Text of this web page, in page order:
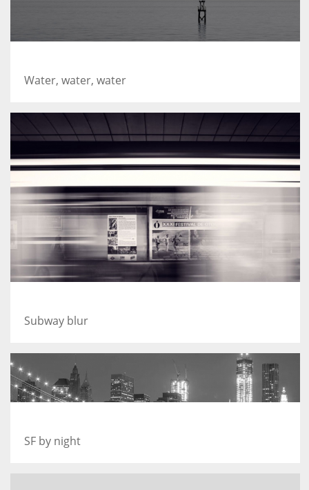
Water, water, water
Subway blur
SF by night